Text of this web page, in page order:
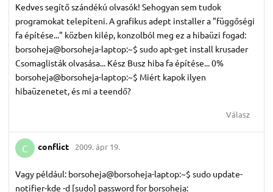
Kedves segítő szándékú olvasók! Sehogyan sem tudok
programokat telepíteni. A grafikus adept installer a "függőségi
fa építése..." közben kilép, konzolból meg ez a hibaüzi fogad:
borsoheja@borsoheja-laptop:~$ sudo apt-get install krusader
Csomaglisták olvasása... Kész Busz hiba fa építése... 0%
borsoheja@borsoheja-laptop:~$ Miért kapok ilyen
hibaüzenetet, és mi a teendő?
Válasz
C conflict 2009. ápr 19.
Vagy például: borsoheja@borsoheja-laptop:~$ sudo update-
notifier-kde -d [sudo] password for borsoheja: